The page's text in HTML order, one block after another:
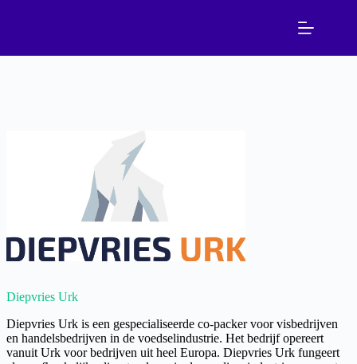
Diepvries Urk
Diepvries Urk is een gespecialiseerde co-packer voor visbedrijven
en handelsbedrijven in de voedselindustrie. Het bedrijf opereert
vanuit Urk voor bedrijven uit heel Europa. Diepvries Urk fungeert